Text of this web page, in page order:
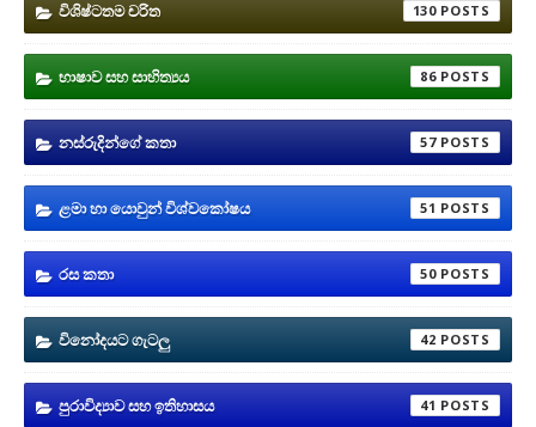
විශිෂ්ටතම චරිත 130
භාෂාව සහ සාහිත්‍යය 86
නස්රුදින්ගේ කතා 57
ළමා හා යොවුන් විශ්වකෝෂය 51
රස කතා 50
විනෝදයට ගැටලු 42
පුරාවිද්‍යාව සහ ඉතිහාසය 41